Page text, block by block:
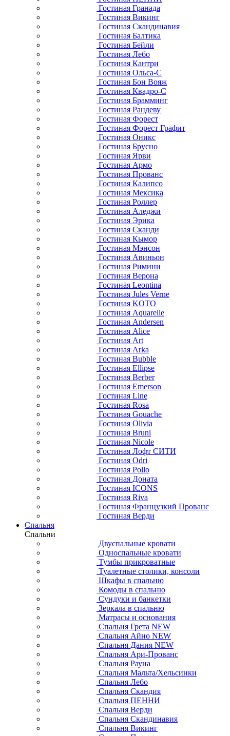
Гостиная Гранада
Гостиная Викинг
Гостиная Скандинавия
Гостиная Балтика
Гостиная Бейли
Гостиная Лебо
Гостиная Кантри
Гостиная Ольса-С
Гостиная Бон Вояж
Гостиная Квадро-С
Гостиная Брамминг
Гостиная Рандеву
Гостиная Форест
Гостиная Форест Графит
Гостиная Оникс
Гостиная Брусно
Гостиная Ярви
Гостиная Армо
Гостиная Прованс
Гостиная Калипсо
Гостиная Мексика
Гостиная Роллер
Гостиная Аледжи
Гостиная Эрика
Гостиная Сканди
Гостиная Кымор
Гостиная Мэнсон
Гостиная Авиньон
Гостиная Римини
Гостиная Верона
Гостиная Leontina
Гостиная Jules Verne
Гостиная KOTO
Гостиная Aquarelle
Гостиная Andersen
Гостиная Alice
Гостиная Art
Гостиная Arka
Гостиная Bubble
Гостиная Ellipse
Гостиная Berber
Гостиная Emerson
Гостиная Line
Гостиная Rosa
Гостиная Gouache
Гостиная Olivia
Гостиная Bruni
Гостиная Nicole
Гостиная Лофт СИТИ
Гостиная Odri
Гостиная Pollo
Гостиная Доната
Гостиная ICONS
Гостиная Riva
Гостиная Французкий Прованс
Гостиная Верди
Спальня
Спальни
Двуспальные кровати
Односпальные кровати
Тумбы прикроватные
Туалетные столики, консоли
Шкафы в спальню
Комоды в спальню
Сундуки и банкетки
Зеркала в спальню
Матрасы и основания
Спальня Грета NEW
Спальня Айно NEW
Спальня Дания NEW
Спальня Ари-Прованс
Спальня Рауна
Спальня Мальта/Хельсинки
Спальня Лебо
Спальня Скандия
Спальня ПЕННИ
Спальня Верди
Спальня Скандинавия
Спальня Викинг